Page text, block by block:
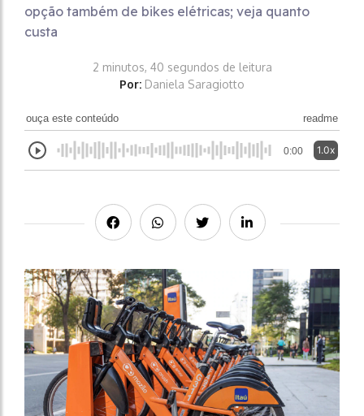
opção também de bikes elétricas; veja quanto
custa
2 minutos, 40 segundos de leitura
Por: Daniela Saragiotto
ouça este conteúdo readme
0:00 1.0x